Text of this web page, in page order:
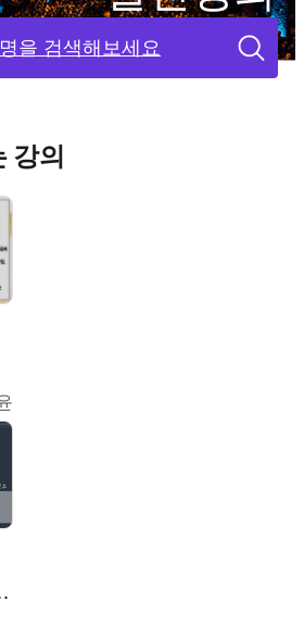
을 검색해보세요
강의
의 흔적